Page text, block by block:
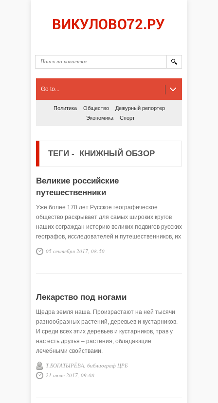
Go to...
Политика Общество
Дежурный репортер
Экономика
Спорт
ТЕГИ - КНИЖНЫЙ ОБЗОР
Великие российские
путешественники
Уже более 170 лет Русское географическое
общество раскрывает для самых широких кругов
наших сограждан историю великих подвигов русских
географов, исследователей и путешественников, их
экспедиций и географических открытий, издавая и
переиздавая путевые дневники, заметки, описания
библиотеки пополнился 16 новыми книгами в дар от
05 сентября 2017, 08:50
Лекарство под ногами
Щедра земля наша. Произрастают на ней тысячи
разнообразных растений, деревьев и кустарников.
И среди всех этих деревьев и кустарников, трав у
нас есть друзья – растения, обладающие
лечебными свойствами.
Т.БОГАТЫРЁВА, библиограф ЦРБ
21 июля 2017, 09:08